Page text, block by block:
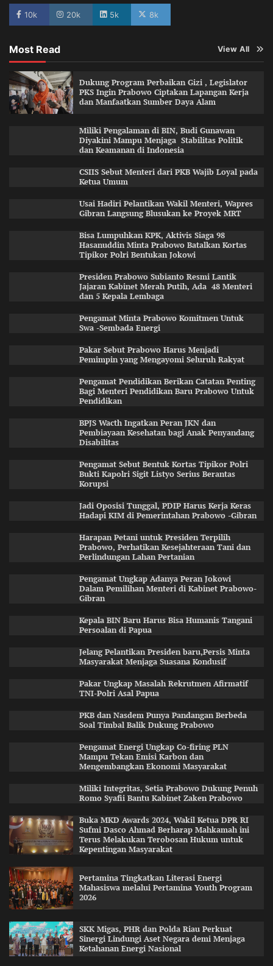
10k 20k 5k 8k
Most Read View All
Dukung Program Perbaikan Gizi , Legislator
PKS Ingin Prabowo Ciptakan Lapangan Kerja
dan Manfaatkan Sumber Daya Alam
Miliki Pengalaman di BIN, Budi Gunawan
Diyakini Mampu Menjaga Stabilitas Politik
dan Keamanan di Indonesia
CSIIS Sebut Menteri dari PKB Wajib Loyal pada
Ketua Umum
Usai Hadiri Pelantikan Wakil Menteri, Wapres
Gibran Langsung Blusukan ke Proyek MRT
Bisa Lumpuhkan KPK, Aktivis Siaga 98
Hasanuddin Minta Prabowo Batalkan Kortas
Tipikor Polri Bentukan Jokowi
Presiden Prabowo Subianto Resmi Lantik
Jajaran Kabinet Merah Putih, Ada 48 Menteri
dan 5 Kepala Lembaga
Pengamat Minta Prabowo Komitmen Untuk
Swa -Sembada Energi
Pakar Sebut Prabowo Harus Menjadi
Pemimpin yang Mengayomi Seluruh Rakyat
Pengamat Pendidikan Berikan Catatan Penting
Bagi Menteri Pendidikan Baru Prabowo Untuk
Pendidikan
BPJS Wacth Ingatkan Peran JKN dan
Pembiayaan Kesehatan bagi Anak Penyandang
Disabilitas
Pengamat Sebut Bentuk Kortas Tipikor Polri
Bukti Kapolri Sigit Listyo Serius Berantas
Korupsi
Jadi Oposisi Tunggal, PDIP Harus Kerja Keras
Hadapi KIM di Pemerintahan Prabowo -Gibran
Harapan Petani untuk Presiden Terpilih
Prabowo, Perhatikan Kesejahteraan Tani dan
Perlindungan Lahan Pertanian
Pengamat Ungkap Adanya Peran Jokowi
Dalam Pemilihan Menteri di Kabinet Prabowo-
Gibran
Kepala BIN Baru Harus Bisa Humanis Tangani
Persoalan di Papua
Jelang Pelantikan Presiden baru,Persis Minta
Masyarakat Menjaga Suasana Kondusif
Pakar Ungkap Masalah Rekrutmen Afirmatif
TNI-Polri Asal Papua
PKB dan Nasdem Punya Pandangan Berbeda
Soal Timbal Balik Dukung Prabowo
Pengamat Energi Ungkap Co-firing PLN
Mampu Tekan Emisi Karbon dan
Mengembangkan Ekonomi Masyarakat
Miliki Integritas, Setia Prabowo Dukung Penuh
Romo Syafii Bantu Kabinet Zaken Prabowo
Buka MKD Awards 2024, Wakil Ketua DPR RI
Sufmi Dasco Ahmad Berharap Mahkamah ini
Terus Melakukan Terobosan Hukum untuk
Kepentingan Masyarakat
Pertamina Tingkatkan Literasi Energi
Mahasiswa melalui Pertamina Youth Program
2026
SKK Migas, PHR dan Polda Riau Perkuat
Sinergi Lindungi Aset Negara demi Menjaga
Ketahanan Energi Nasional